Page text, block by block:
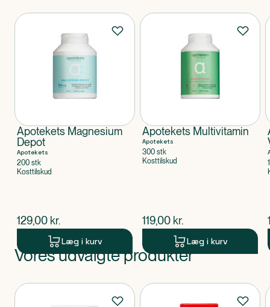
Produkter
Apotekets Magnesium
Depot
Apotekets
200 stk
Kosttilskud
$nuværende pris
129,00 kr.
Læg i kurv
Apotekets Multivitamin
Apotekets
300 stk
Kosttilskud
$nuværende pris
119,00 kr.
Læg i kurv
Produkt 1 af 0
Vores udvalgte produkter
Produkter